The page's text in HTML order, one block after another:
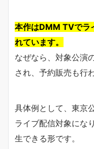
本作はDMM TVでラ
れています。
なぜなら、対象公演
され、予約販売も行
具体例として、東京
ライブ配信対象にな
生できる形です。